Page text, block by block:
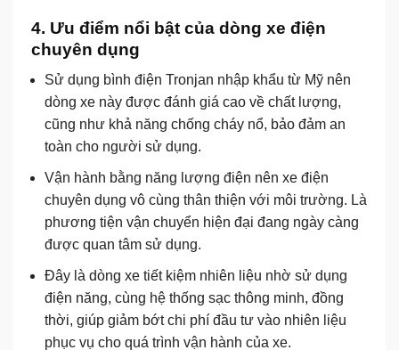
4. Ưu điểm nổi bật của dòng xe điện
chuyên dụng
Sử dụng bình điện Tronjan nhập khẩu từ Mỹ nên
dòng xe này được đánh giá cao về chất lượng,
cũng như khả năng chống cháy nổ, bảo đảm an
toàn cho người sử dụng.
Vận hành bằng năng lượng điện nên xe điện
chuyên dụng vô cùng thân thiện với môi trường. Là
phương tiện vận chuyển hiện đại đang ngày càng
được quan tâm sử dụng.
Đây là dòng xe tiết kiệm nhiên liệu nhờ sử dụng
điện năng, cùng hệ thống sạc thông minh, đồng
thời, giúp giảm bớt chi phí đầu tư vào nhiên liệu
phục vụ cho quá trình vận hành của xe.